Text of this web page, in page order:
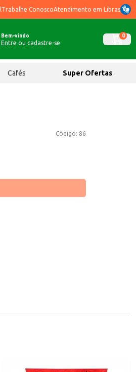
Trabalhe ConoscoAtendimento em Libras
Bem-vindo
Entre ou cadastre-se
0
Cafés Super Ofertas
Código: 86